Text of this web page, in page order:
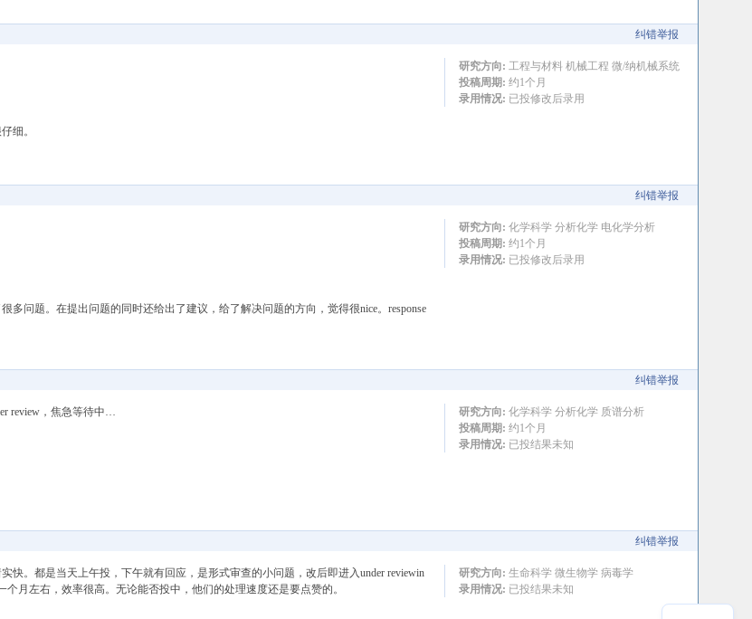
纠错举报
细。
研究方向: 工程与材料 机械工程 微/纳机械系统
投稿周期: 约1个月
录用情况: 已投修改后录用
纠错举报
问题。在提出问题的同时还给出了建议，给了解决问题的方向，觉得很nice。response
研究方向: 化学科学 分析化学 电化学分析
投稿周期: 约1个月
录用情况: 已投修改后录用
纠错举报
review，焦急等待中… 研究方向: 化学科学 分析化学 质谱分析
投稿周期: 约1个月
录用情况: 已投结果未知
纠错举报
快。都是当天上午投，下午就有回应，是形式审查的小问题，改后即进入under reviewin
月左右，效率很高。无论能否投中，他们的处理速度还是要点赞的。
研究方向: 生命科学 微生物学 病毒学
录用情况: 已投结果未知